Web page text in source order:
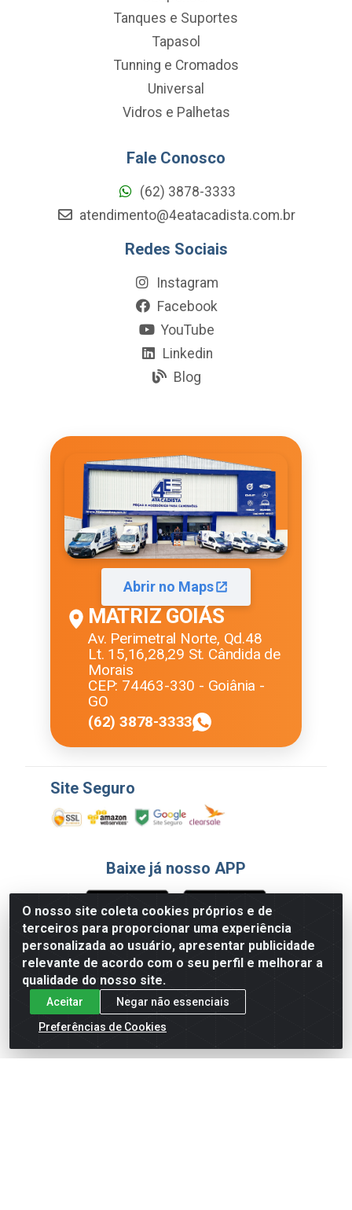
O nosso site coleta cookies próprios e de
terceiros para proporcionar uma experiência
personalizada ao usuário, apresentar publicidade
relevante de acordo com o seu perfil e melhorar a
qualidade do nosso site.
Aceitar
Negar não essenciais
Preferências de Cookies
Tanques e Suportes
Tapasol
Tunning e Cromados
Universal
Vidros e Palhetas
Fale Conosco
(62) 3878-3333
atendimento@4eatacadista.com.br
Redes Sociais
Instagram
Facebook
YouTube
Linkedin
Blog
Abrir no Maps
MATRIZ GOIÁS
Av. Perimetral Norte, Qd.48
Lt. 15,16,28,29 St. Cândida de
Morais
CEP: 74463-330 - Goiânia -
GO
(62) 3878-3333
Site Seguro
Baixe já nosso APP
Formas de Pagamento